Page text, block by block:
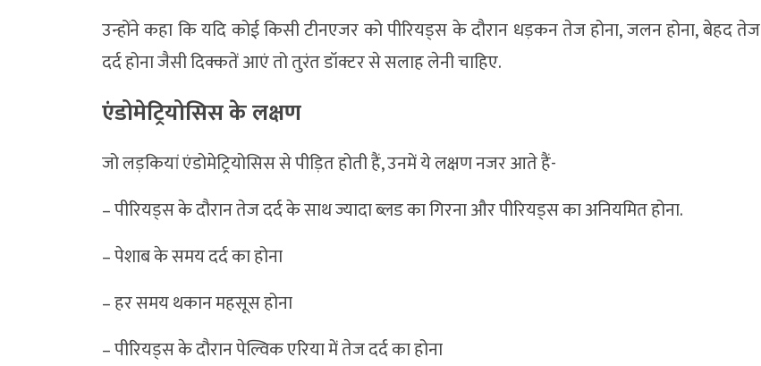
उन्होंने कहा कि यदि कोई किसी टीनएजर को पीरियड्स के दौरान धड़कन तेज होना, जलन होना, बेहद तेज
दर्द होना जैसी दिक्कतें आएं तो तुरंत डॉक्टर से सलाह लेनी चाहिए.
एंडोमेट्रियोसिस के लक्षण
जो लड़कियां एंडोमेट्रियोसिस से पीड़ित होती हैं, उनमें ये लक्षण नजर आते हैं-
– पीरियड्स के दौरान तेज दर्द के साथ ज्यादा ब्लड का गिरना और पीरियड्स का अनियमित होना.
– पेशाब के समय दर्द का होना
– हर समय थकान महसूस होना
– पीरियड्स के दौरान पेल्विक एरिया में तेज दर्द का होना